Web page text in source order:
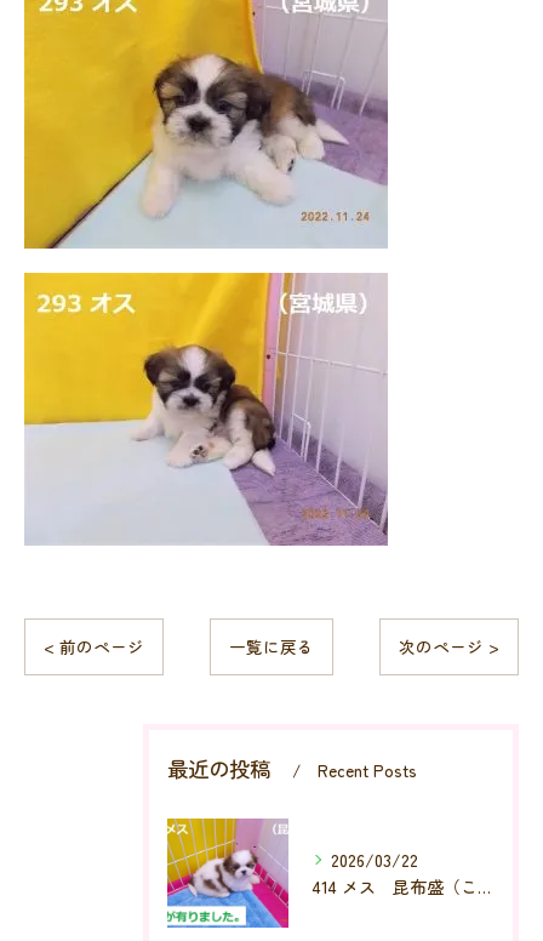
< 前のページ 一覧に戻る 次のページ >
最近の投稿 Recent Posts
2026/03/22
414 メス 昆布盛（こんぶもり）